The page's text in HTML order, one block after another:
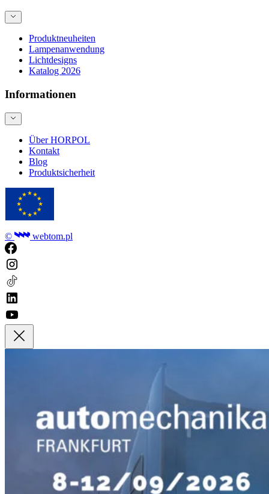
Produktneuheiten
Lampenanwendung
Lichtdesigns
Katalog 2026
Informationen
Über HORPOL
Kontakt
Blog
Produktsicherheit
© webtom.pl